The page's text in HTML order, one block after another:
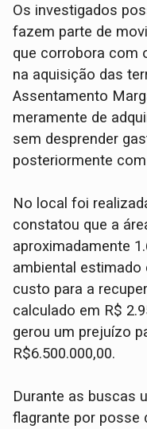
Os investigados
fazem parte de
que corrobora com
na aquisição das
Assentamento
meramente de
sem desprender
posteriormente
No local foi
constatou que a
aproximadamente
ambiental estimado
custo para a
calculado em R$
gerou um prejuízo
R$6.500.000,00.
Durante as buscas
flagrante por posse